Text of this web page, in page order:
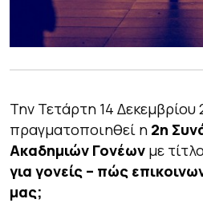
Την Τετάρτη 14 Δεκεμβρίου
πραγματοποιηθεί η 2η
Ακαδημιών Γονέων με τίτλο
για γονείς – πώς
μας;